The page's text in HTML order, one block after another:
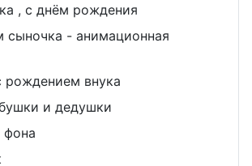
, с днём рождения
- анимационная
рождением внука
и дедушки
фона